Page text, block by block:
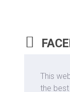
This
the